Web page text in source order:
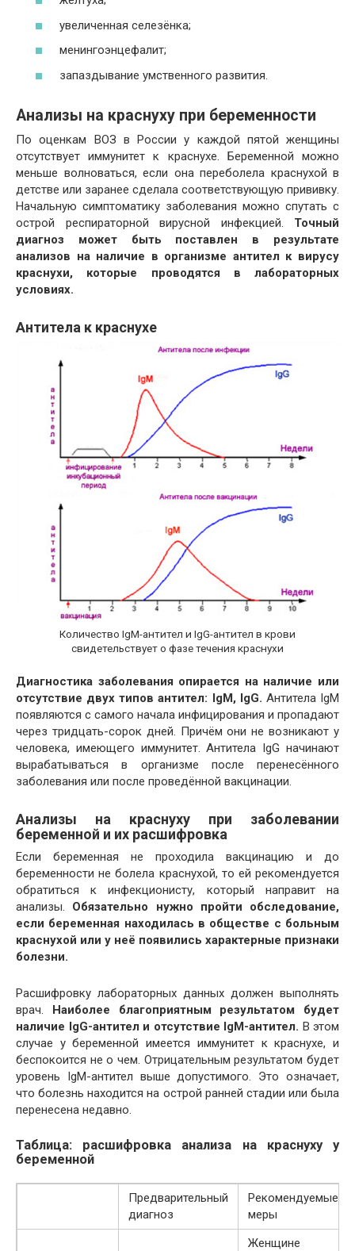
увеличенная селезёнка;
менингоэнцефалит;
запаздывание умственного развития.
Анализы на краснуху при беременности
По оценкам ВОЗ в России у каждой пятой женщины
отсутствует иммунитет к краснухе. Беременной можно
меньше волноваться, если она переболела краснухой в
детстве или заранее сделала соответствующую прививку.
Начальную симптоматику заболевания можно спутать с
острой респираторной вирусной инфекцией. Точный
диагноз может быть поставлен в результате
анализов на наличие в организме антител к вирусу
краснухи, которые проводятся в лабораторных
условиях.
Антитела к краснухе
Количество IgM-антител и IgG-антител в крови
свидетельствует о фазе течения краснухи
Диагностика заболевания опирается на наличие или
отсутствие двух типов антител: IgM, IgG. Антитела IgM
появляются с самого начала инфицирования и пропадают
через тридцать-сорок дней. Причём они не возникают у
человека, имеющего иммунитет. Антитела IgG начинают
вырабатываться в организме после перенесённого
заболевания или после проведённой вакцинации.
Анализы на краснуху при заболевании
беременной и их расшифровка
Если беременная не проходила вакцинацию и до
беременности не болела краснухой, то ей рекомендуется
обратиться к инфекционисту, который направит на
анализы. Обязательно нужно пройти обследование,
если беременная находилась в обществе с больным
краснухой или у неё появились характерные признаки
болезни.
Расшифровку лабораторных данных должен выполнять
врач. Наиболее благоприятным результатом будет
наличие IgG-антител и отсутствие IgM-антител. В этом
случае у беременной имеется иммунитет к краснухе, и
беспокоится не о чем. Отрицательным результатом будет
уровень IgM-антител выше допустимого. Это означает,
что болезнь находится на острой ранней стадии или была
перенесена недавно.
Таблица: расшифровка анализа на краснуху у
беременной
Предварительный
диагноз
Рекомендуемые
меры
Женщине